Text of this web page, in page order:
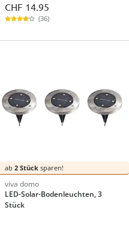
CHF 14.95
(36)
ab 2 Stücksparen!
viva domo
LED-Solar-Bodenleuchten, 3
Stück